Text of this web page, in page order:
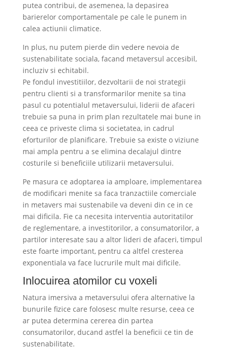
putea contribui, de asemenea, la depasirea
barierelor comportamentale pe cale le punem in
calea actiunii climatice.
In plus, nu putem pierde din vedere nevoia de
sustenabilitate sociala, facand metaversul accesibil,
incluziv si echitabil.
Pe fondul investitiilor, dezvoltarii de noi strategii
pentru clienti si a transformarilor menite sa tina
pasul cu potentialul metaversului, liderii de afaceri
trebuie sa puna in prim plan rezultatele mai bune in
ceea ce priveste clima si societatea, in cadrul
eforturilor de planificare. Trebuie sa existe o viziune
mai ampla pentru a se elimina decalajul dintre
costurile si beneficiile utilizarii metaversului.
Pe masura ce adoptarea ia amploare, implementarea
de modificari menite sa faca tranzactiile comerciale
in metavers mai sustenabile va deveni din ce in ce
mai dificila. Fie ca necesita interventia autoritatilor
de reglementare, a investitorilor, a consumatorilor, a
partilor interesate sau a altor lideri de afaceri, timpul
este foarte important, pentru ca altfel cresterea
exponentiala va face lucrurile mult mai dificile.
Inlocuirea atomilor cu voxeli
Natura imersiva a metaversului ofera alternative la
bunurile fizice care folosesc multe resurse, ceea ce
ar putea determina cererea din partea
consumatorilor, ducand astfel la beneficii ce tin de
sustenabilitate.